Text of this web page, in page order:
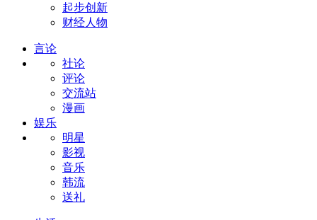
起步创新
财经人物
言论
社论
评论
交流站
漫画
娱乐
明星
影视
音乐
韩流
送礼